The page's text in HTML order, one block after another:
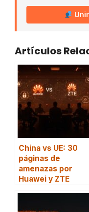
Artículos
China vs UE: 30
páginas de
amenazas por
Huawei y ZTE